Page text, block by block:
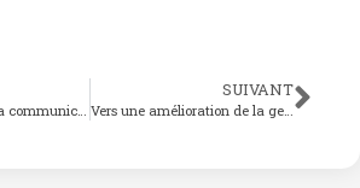
SUIVANT
Vers une amélioration de la gestion des structures de microfinances dans la sous-région